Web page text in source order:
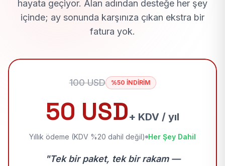
hayata geçiyor. Alan adından desteğe her şey
içinde; ay sonunda karşınıza çıkan ekstra bir
fatura yok.
100 USD %50 İNDİRİM
50 USD+ KDV / yıl
Yıllık ödeme (KDV %20 dahil değil) Her Şey Dahil
"Tek bir paket, tek bir rakam —